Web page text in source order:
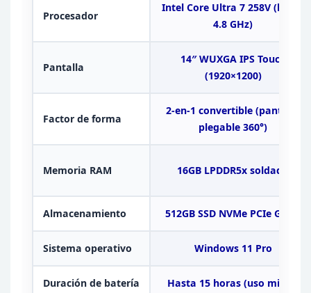
Procesador
Intel Core Ultra 7 258V (hasta
4.8 GHz)
Pantalla
14″ WUXGA IPS Touch
(1920×1200)
Factor de forma
2-en-1 convertible (pantalla
plegable 360°)
Memoria RAM 16GB LPDDR5x soldada
Almacenamiento 512GB SSD NVMe PCIe Gen
Sistema operativo Windows 11 Pro
Duración de batería Hasta 15 horas (uso mixto)